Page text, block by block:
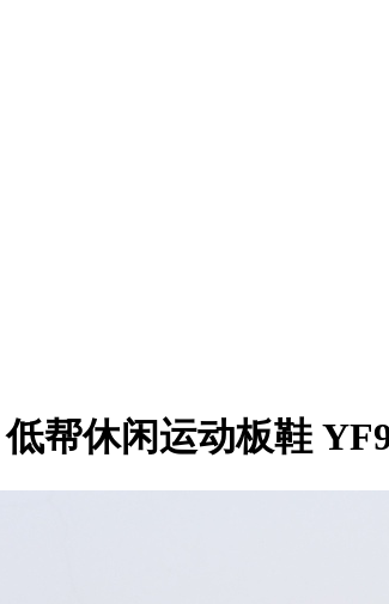
帮休闲运动板鞋